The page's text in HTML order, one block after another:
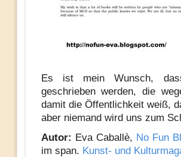
Es ist mein Wunsch,
geschrieben werden, die
damit die Öffentlichkeit weiß,
aber niemand wird uns zum
Autor: Eva Caballè, No Fun
im span. Kunst- und